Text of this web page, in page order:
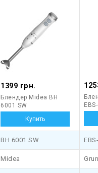
1399 грн.
Блендер Midea BH
6001 SW
BH 6001 SW
Midea